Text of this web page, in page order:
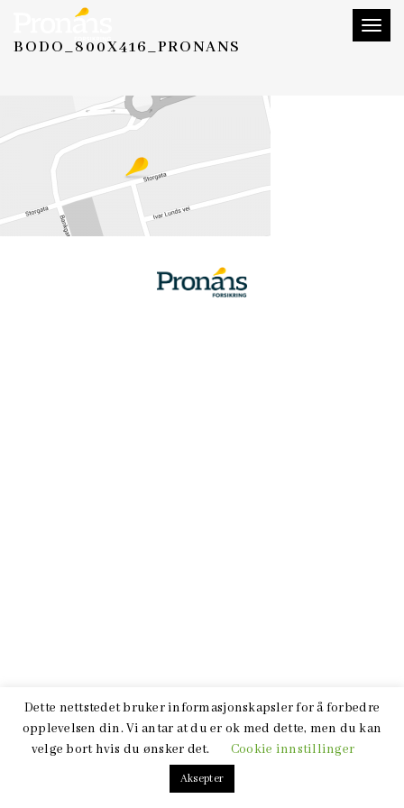
Toggle
BODO_800X416_PRONANS
Dette nettstedet bruker informasjonskapsler for å forbedre
opplevelsen din. Vi antar at du er ok med dette, men du kan
velge bort hvis du ønsker det.
Cookie innstillinger
Aksepter